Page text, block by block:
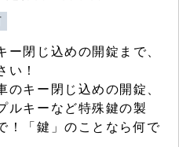
ー閉じ込めの開錠まで、
い！
のキー閉じ込めの開錠、
ルキーなど特殊鍵の製
！「鍵」のことなら何で